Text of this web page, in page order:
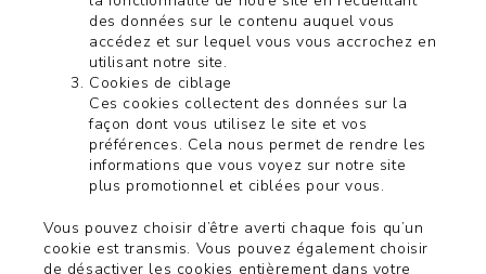
des données sur le contenu auquel vous
accédez et sur lequel vous vous accrochez en
utilisant notre site.
Cookies de ciblage
Ces cookies collectent des données sur la
façon dont vous utilisez le site et vos
préférences. Cela nous permet de rendre les
informations que vous voyez sur notre site
plus promotionnel et ciblées pour vous.
Vous pouvez choisir d’être averti chaque fois qu’un
cookie est transmis. Vous pouvez également choisir
de désactiver les cookies entièrement dans votre